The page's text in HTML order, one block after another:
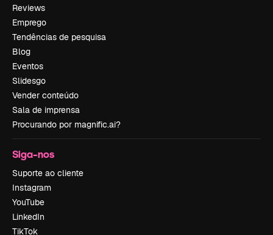
Reviews
Emprego
Tendências de pesquisa
Blog
Eventos
Slidesgo
Vender conteúdo
Sala de imprensa
Procurando por magnific.ai?
Siga-nos
Suporte ao cliente
Instagram
YouTube
LinkedIn
TikTok